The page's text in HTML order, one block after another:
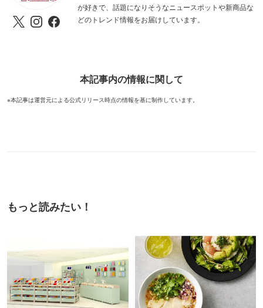
が好きで、話題になりそうなニュースポットや新商品な
どのトレンド情報をお届けしています。
本記事内の情報に関して
※本記事は運営元による公式リリース時点の情報を基に制作しています。
もっと読みたい！